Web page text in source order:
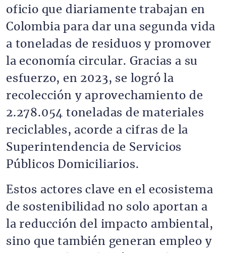
oficio que diariamente trabajan en
Colombia para dar una segunda vida
a toneladas de residuos y promover
la economía circular. Gracias a su
esfuerzo, en 2023, se logró la
recolección y aprovechamiento de
2.278.054 toneladas de materiales
reciclables, acorde a cifras de la
Superintendencia de Servicios
Públicos Domiciliarios.
Estos actores clave en el ecosistema
de sostenibilidad no solo aportan a
la reducción del impacto ambiental,
sino que también generan empleo y